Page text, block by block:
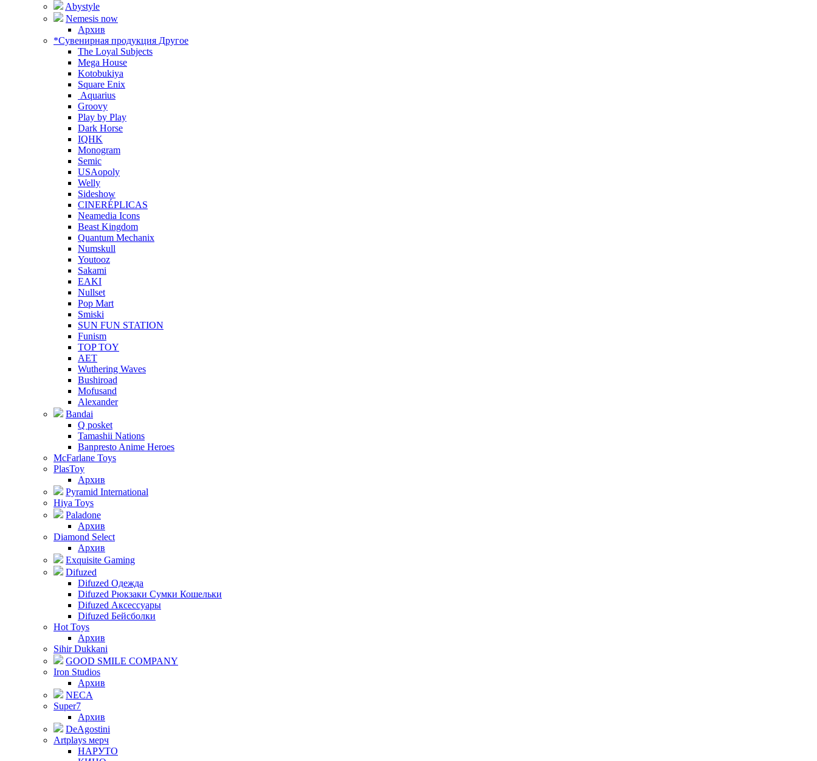
Abystyle
Nemesis now
Архив
*Сувенирная продукция Другое
The Loyal Subjects
Mega House
Kotobukiya
Square Enix
Aquarius
Groovy
Play by Play
Dark Horse
IQHK
Monogram
Semic
USAopoly
Welly
Sideshow
CINERÉPLICAS
Neamedia Icons
Beast Kingdom
Quantum Mechanix
Numskull
Youtooz
Sakami
EAKI
Nullset
Pop Mart
Smiski
SUN FUN STATION
Funism
TOP TOY
AET
Wuthering Waves
Bushiroad
Mofusand
Alexander
Bandai
Q posket
Tamashii Nations
Banpresto Anime Heroes
McFarlane Toys
PlasToy
Архив
Pyramid International
Hiya Toys
Paladone
Архив
Diamond Select
Архив
Exquisite Gaming
Difuzed
Difuzed Одежда
Difuzed Рюкзаки Сумки Кошельки
Difuzed Аксессуары
Difuzed Бейсболки
Hot Toys
Архив
Sihir Dukkani
GOOD SMILE COMPANY
Iron Studios
Архив
NECA
Super7
Архив
DeAgostini
Artplays мерч
НАРУТО